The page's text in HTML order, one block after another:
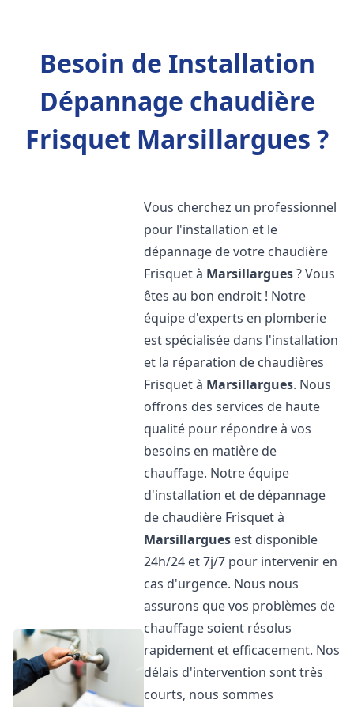
Besoin de Installation
Dépannage chaudière
Frisquet Marsillargues ?
Vous cherchez un professionnel
pour l'installation et le
dépannage de votre chaudière
Frisquet à Marsillargues? Vous
êtes au bon endroit ! Notre
équipe d'experts en plomberie
est spécialisée dans l'installation
et la réparation de chaudières
Frisquet à Marsillargues. Nous
offrons des services de haute
qualité pour répondre à vos
besoins en matière de
chauffage. Notre équipe
d'installation et de dépannage
de chaudière Frisquet à
Marsillargues est disponible
24h/24 et 7j/7 pour intervenir en
cas d'urgence. Nous nous
assurons que vos problèmes de
chauffage soient résolus
rapidement et efficacement. Nos
délais d'intervention sont très
courts, nous sommes